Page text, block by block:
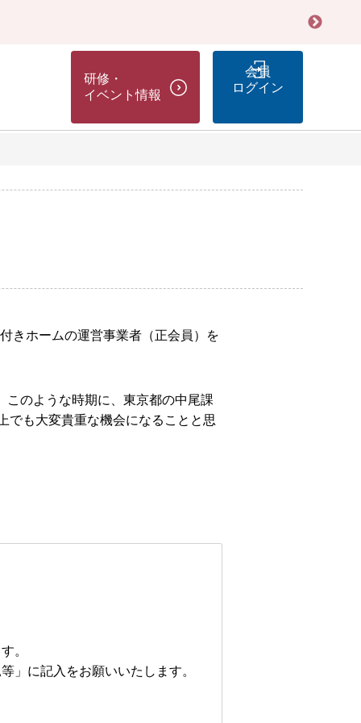
研修・
イベント情報
会員
ログイン
きホームの運営事業者（正会員）を
のような時期に、東京都の中尾課
でも大変貴重な機会になることと思
。
」に記入をお願いいたします。